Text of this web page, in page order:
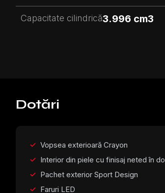
Capacitate cilindrică3.996 cm3
Dotări
Vopsea exterioară Crayon
Interior din piele cu finisaj neted în
Pachet exterior Sport Design
Faruri LED